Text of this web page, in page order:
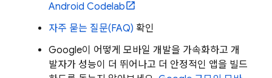
Android Codelab
자주 묻는 질문(FAQ) 확인
Google이 어떻게 모바일 개발을 가속화하고 개
발자가 성능이 더 뛰어나고 더 안정적인 앱을 빌드